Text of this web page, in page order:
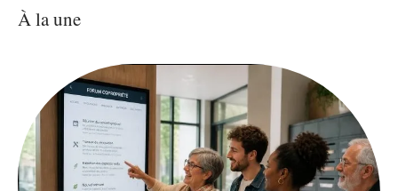
À la une